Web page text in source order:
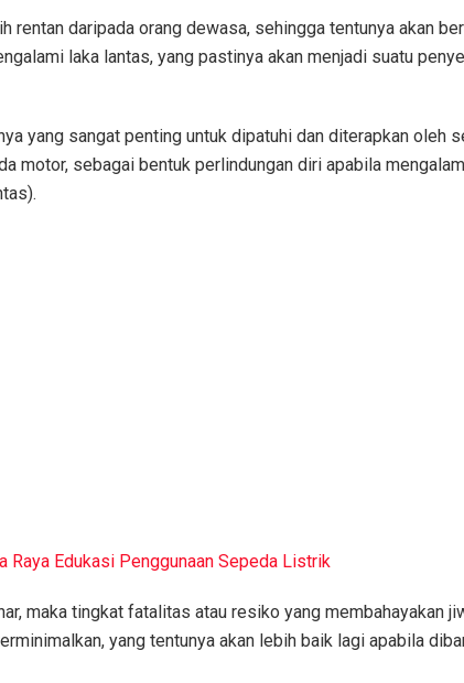
rentan daripada orang dewasa, sehingga tentunya akan
laka lantas, yang pastinya akan menjadi suatu
yang sangat penting untuk dipatuhi dan diterapkan oleh
motor, sebagai bentuk perlindungan diri apabila
Raya Edukasi Penggunaan Sepeda Listrik
maka tingkat fatalitas atau resiko yang membahayakan
yang tentunya akan lebih baik lagi apabila